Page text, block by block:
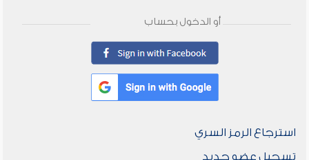
أو الدخول بحساب
استرجاع الرمز السري
تسجيل عضو جديد